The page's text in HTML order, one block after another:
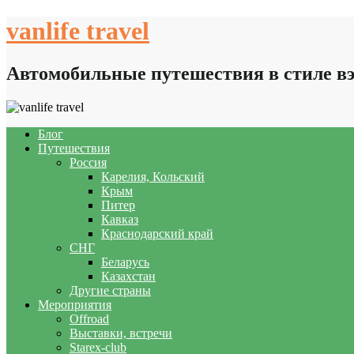
to
vanlife travel
Автомобильные путешествия в стиле
Блог
Путешествия
Россия
Карелия, Кольский
Крым
Питер
Кавказ
Краснодарский край
СНГ
Беларусь
Казахстан
Другие страны
Мероприятия
Offroad
Выставки, встречи
Starex-club